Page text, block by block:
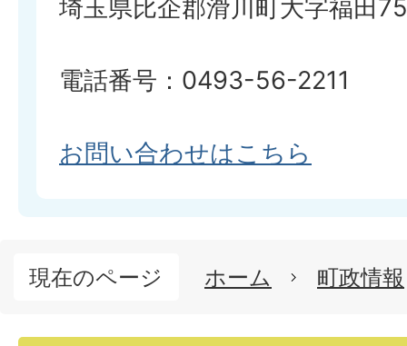
埼玉県比企郡滑川町大字福田
電話番号：0493-56-2211
お問い合わせはこちら
現在のページ ホーム 町政情報